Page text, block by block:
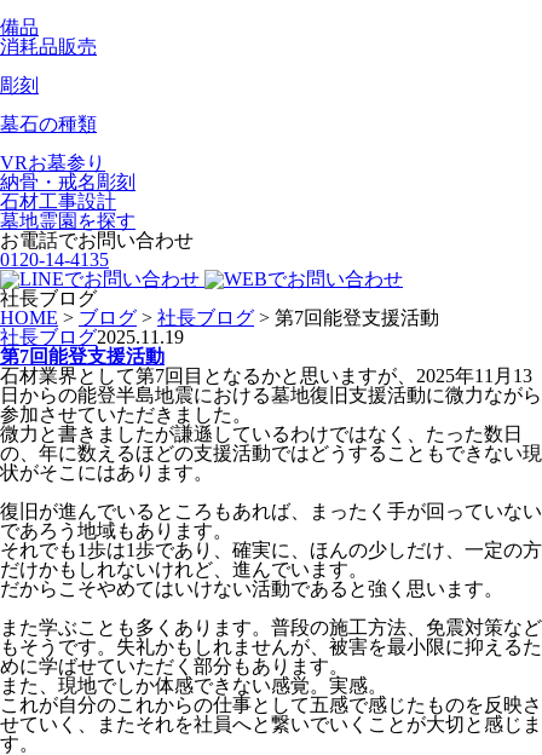
備品
消耗品販売
彫刻
墓石の種類
VRお墓参り
納骨・戒名彫刻
石材工事設計
墓地霊園を探す
お電話でお問い合わせ
0120-14-4135
社長ブログ
HOME > ブログ > 社長ブログ > 第7回能登支援活動
社長ブログ2025.11.19
第7回能登支援活動
石材業界として第7回目となるかと思いますが、2025年11月13
日からの能登半島地震における墓地復旧支援活動に微力ながら
参加させていただきました。
微力と書きましたが謙遜しているわけではなく、たった数日
の、年に数えるほどの支援活動ではどうすることもできない現
状がそこにはあります。
復旧が進んでいるところもあれば、まったく手が回っていない
であろう地域もあります。
それでも1歩は1歩であり、確実に、ほんの少しだけ、一定の方
だけかもしれないけれど、進んでいます。
だからこそやめてはいけない活動であると強く思います。
また学ぶことも多くあります。普段の施工方法、免震対策など
もそうです。失礼かもしれませんが、被害を最小限に抑えるた
めに学ばせていただく部分もあります。
また、現地でしか体感できない感覚。実感。
これが自分のこれからの仕事として五感で感じたものを反映さ
せていく、またそれを社員へと繋いでいくことが大切と感じま
す。